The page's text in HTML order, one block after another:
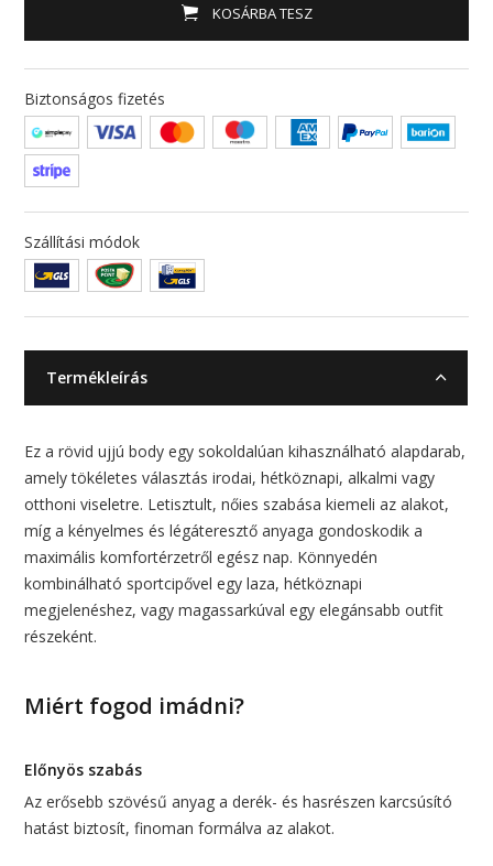
KOSÁRBA TESZ
Biztonságos fizetés
Szállítási módok
Termékleírás
Ez a rövid ujjú body egy sokoldalúan kihasználható alapdarab,
amely tökéletes választás irodai, hétköznapi, alkalmi vagy
otthoni viseletre. Letisztult, nőies szabása kiemeli az alakot,
míg a kényelmes és légáteresztő anyaga gondoskodik a
maximális komfortérzetről egész nap. Könnyedén
kombinálható sportcipővel egy laza, hétköznapi
megjelenéshez, vagy magassarkúval egy elegánsabb outfit
részeként.
Miért fogod imádni?
Előnyös szabás
Az erősebb szövésű anyag a derék- és hasrészen karcsúsító
hatást biztosít, finoman formálva az alakot.